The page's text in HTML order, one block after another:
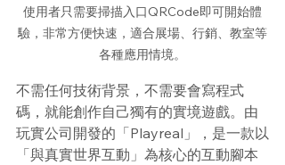
使用者只需要掃描入口QRCode即可開始體
驗，非常方便快速，適合展場、行銷、教室等
各種應用情境。
不需任何技術背景，不需要會寫程式
碼，就能創作自己獨有的實境遊戲。由
玩實公司開發的「Playreal」，是一款以
「與真實世界互動」為核心的互動腳本